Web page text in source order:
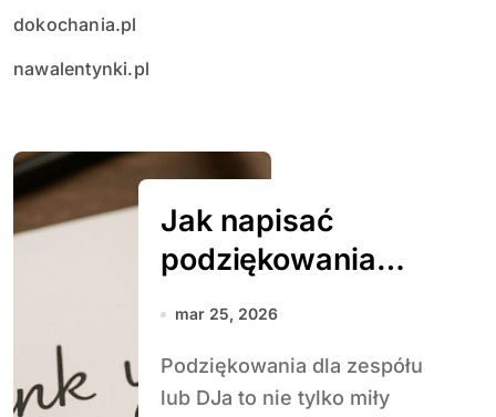
dokochania.pl
nawalentynki.pl
Jak napisać
podziękowania
dla zespołu lub
mar 25, 2026
Podziękowania dla zespółu
lub DJa to nie tylko miły